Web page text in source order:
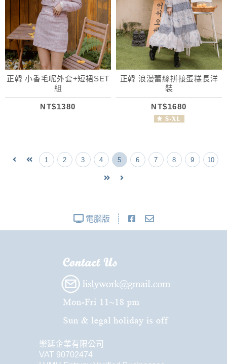
正韓 小香毛呢外套+短裙SET
組
NT$1380
正韓 浪漫蕾絲拼接蛋糕長洋
裝
NT$1680
1 2 3 4 5 6 7 8 9 10
電腦版
樂延企業有限公司
VAT 90702474